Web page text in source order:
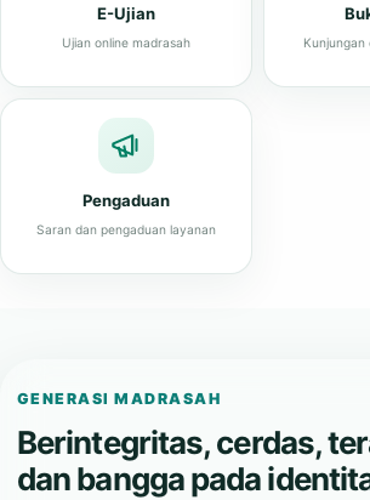
E-Ujian
Ujian online madrasah
Pengaduan
GENERASI MADRASAH